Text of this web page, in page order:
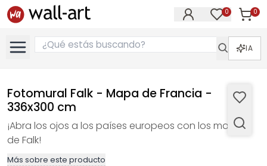
0 0
IA
Fotomural Falk - Mapa de Francia -
336x300 cm
¡Abra los ojos a los países europeos con los mapas
de Falk!
Más sobre este producto